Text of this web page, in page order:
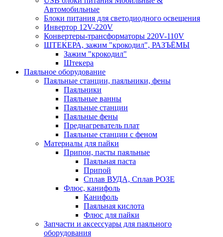
Автомобильные
Блоки питания для светодиодного освещения
Инвертор 12V-220V
Конвертеры-трансформаторы 220V-110V
ШТЕКЕРА, зажим "крокодил", РАЗЪЁМЫ
Зажим "крокодил"
Штекера
Паяльное оборудование
Паяльные станции, паяльники, фены
Паяльники
Паяльные ванны
Паяльные станции
Паяльные фены
Преднагреватель плат
Паяльные станции с феном
Материалы для пайки
Припои, пасты паяльные
Паяльная паста
Припой
Сплав ВУДА, Сплав РОЗЕ
Флюс, канифоль
Канифоль
Паяльная кислота
Флюс для пайки
Запчасти и аксессуары для паяльного
оборудования